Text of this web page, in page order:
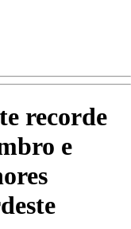
recorde
e